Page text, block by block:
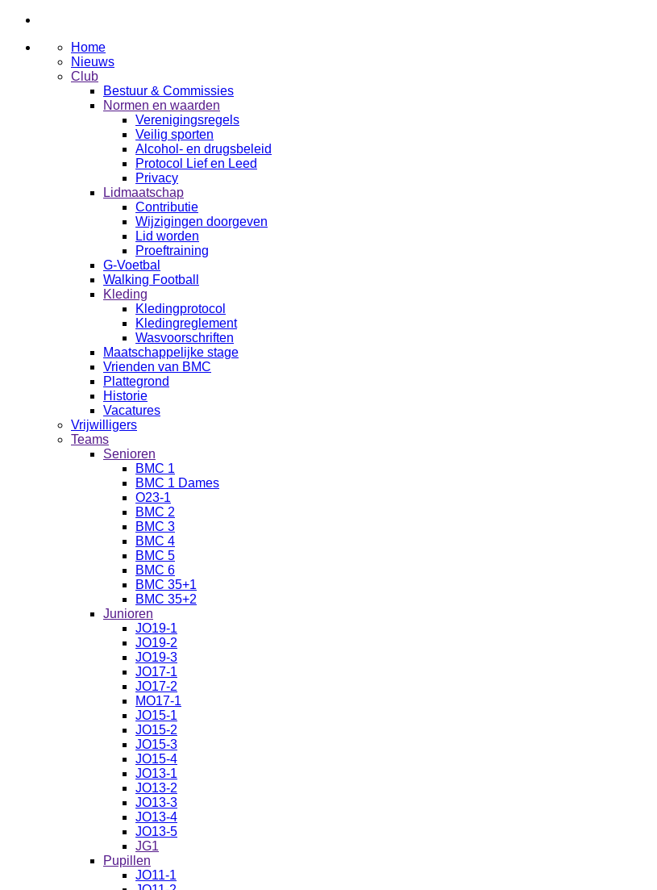
Home
Nieuws
Club
Bestuur & Commissies
Normen en waarden
Verenigingsregels
Veilig sporten
Alcohol- en drugsbeleid
Protocol Lief en Leed
Privacy
Lidmaatschap
Contributie
Wijzigingen doorgeven
Lid worden
Proeftraining
G-Voetbal
Walking Football
Kleding
Kledingprotocol
Kledingreglement
Wasvoorschriften
Maatschappelijke stage
Vrienden van BMC
Plattegrond
Historie
Vacatures
Vrijwilligers
Teams
Senioren
BMC 1
BMC 1 Dames
O23-1
BMC 2
BMC 3
BMC 4
BMC 5
BMC 6
BMC 35+1
BMC 35+2
Junioren
JO19-1
JO19-2
JO19-3
JO17-1
JO17-2
MO17-1
JO15-1
JO15-2
JO15-3
JO15-4
JO13-1
JO13-2
JO13-3
JO13-4
JO13-5
JG1
Pupillen
JO11-1